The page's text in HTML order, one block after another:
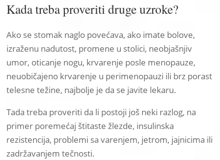
Kada treba proveriti druge uzroke?
Ako se stomak naglo povećava, ako imate bolove,
izraženu nadutost, promene u stolici, neobjašnjiv
umor, oticanje nogu, krvarenje posle menopauze,
neuobičajeno krvarenje u perimenopauzi ili brz porast
telesne težine, najbolje je da se javite lekaru.
Tada treba proveriti da li postoji još neki razlog, na
primer poremećaj štitaste žlezde, insulinska
rezistencija, problemi sa varenjem, jetrom, jajnicima ili
zadržavanjem tečnosti.